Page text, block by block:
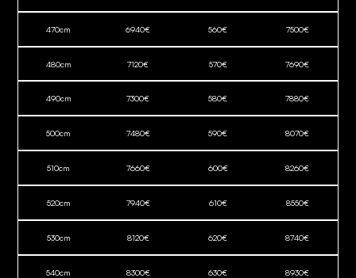
470cm 6940€ 560€ 7500€
480cm 7120€ 570€ 7690€
490cm 7300€ 580€ 7880€
500cm 7480€ 590€ 8070€
510cm 7660€ 600€ 8260€
520cm 7940€ 610€ 8550€
530cm 8120€ 620€ 8740€
540cm 8300€ 630€ 8930€